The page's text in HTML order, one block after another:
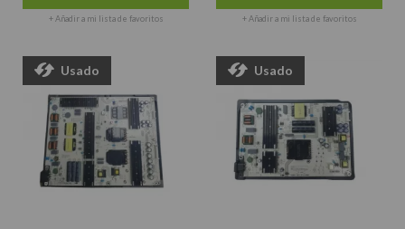
+ Añadir a mi lista de favoritos + Añadir a mi lista de favoritos
Usado Usado